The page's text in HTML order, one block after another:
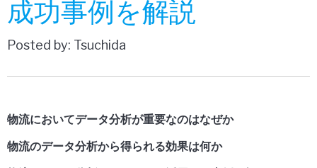
成功事例を解説
Posted by: Tsuchida
物流においてデータ分析が重要なのはなぜか
物流のデータ分析から得られる効果は何か